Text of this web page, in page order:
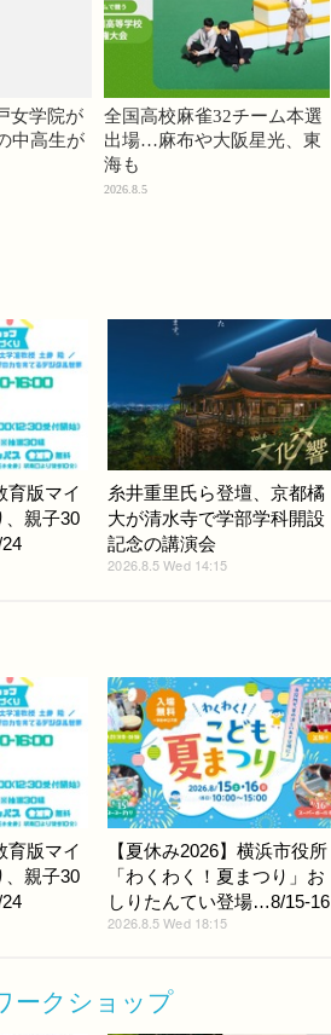
女学院が
中高生が
全国高校麻雀32チーム本選
出場…麻布や大阪星光、東
海も
2026.8.5
育版マイ
、親子30
糸井重里氏ら登壇、京都橘
大が清水寺で学部学科開設
記念の講演会
2026.8.5 Wed 14:15
育版マイ
、親子30
【夏休み2026】横浜市役所
「わくわく！夏まつり」お
しりたんてい登場…8/15-16
2026.8.5 Wed 18:15
ークショップ